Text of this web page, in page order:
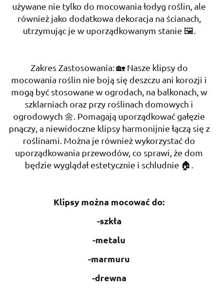
używane nie tylko do mocowania łodyg roślin, ale
również jako dodatkowa dekoracja na ścianach,
utrzymując je w uporządkowanym stanie 🖼️.
Zakres Zastosowania: 🏡 Nasze klipsy do
mocowania roślin nie boją się deszczu ani korozji i
mogą być stosowane w ogrodach, na balkonach, w
szklarniach oraz przy roślinach domowych i
ogrodowych 🌼. Pomagają uporządkować gałęzie
pnączy, a niewidoczne klipsy harmonijnie łączą się z
roślinami. Można je również wykorzystać do
uporządkowania przewodów, co sprawi, że dom
będzie wyglądał estetycznie i schludnie 🏠.
Klipsy można mocować do:
-szkła
-metalu
-marmuru
-drewna